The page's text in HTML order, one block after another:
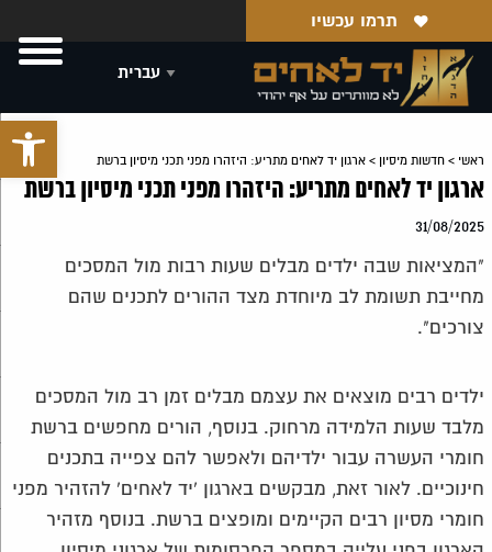
פתח
תרמו עכשיו
ראשי > חדשות מיסיון > ארגון יד לאחים מתריע: היזהרו מפני תכני מיסיון ברשת
ארגון יד לאחים מתריע: היזהרו מפני תכני מיסיון ברשת
31/08/2025
"המציאות שבה ילדים מבלים שעות רבות מול המסכים
מחייבת תשומת לב מיוחדת מצד ההורים לתכנים שהם
צורכים".
ילדים רבים מוצאים את עצמם מבלים זמן רב מול המסכים
מלבד שעות הלמידה מרחוק. בנוסף, הורים מחפשים ברשת
חומרי העשרה עבור ילדיהם ולאפשר להם צפייה בתכנים
חינוכיים. לאור זאת, מבקשים בארגון 'יד לאחים' להזהיר מפני
חומרי מסיון רבים הקיימים ומופצים ברשת. בנוסף מזהיר